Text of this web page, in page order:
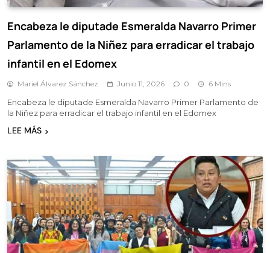
Encabeza le diputade Esmeralda Navarro Primer
Parlamento de la Niñez para erradicar el trabajo
infantil en el Edomex
Mariel Álvarez Sánchez Junio 11, 2026 0 6 Mins
Encabeza le diputade Esmeralda Navarro Primer Parlamento de
la Niñez para erradicar el trabajo infantil en el Edomex
LEE MÁS